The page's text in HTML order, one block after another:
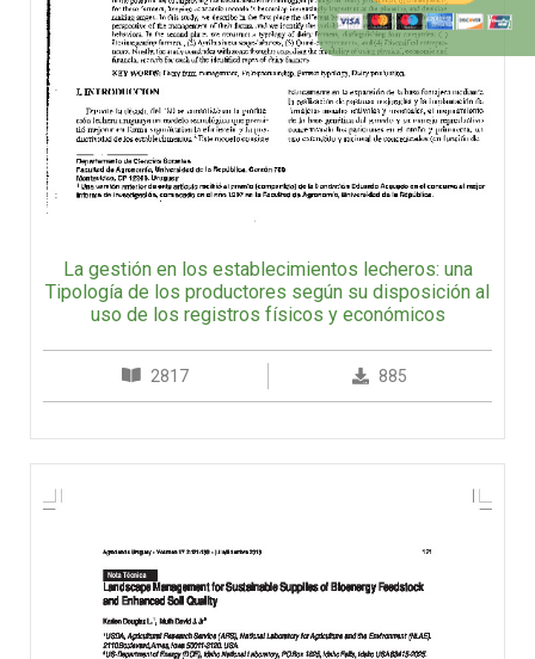
La gestión en los establecimientos lecheros: una
Tipología de los productores según su disposición al
uso de los registros físicos y económicos
2817 885